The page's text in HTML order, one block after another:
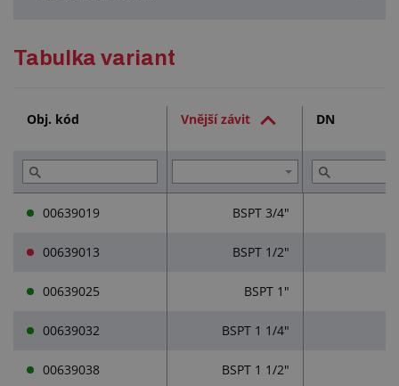
Tabulka variant
Obj. kód Vnější závit DN
00639019 BSPT 3/4"
00639013 BSPT 1/2"
00639025 BSPT 1"
00639032 BSPT 1 1/4"
00639038 BSPT 1 1/2"